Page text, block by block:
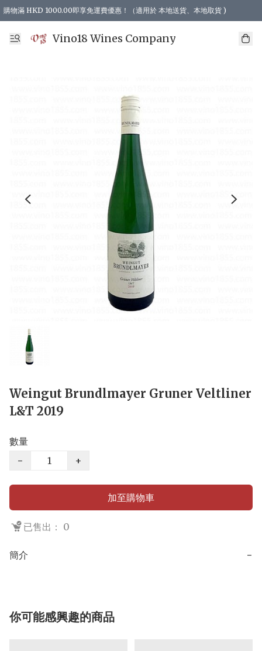
購物滿 HKD 1000.00即享免運費優惠！（適用於 本地送貨、本地取貨 )
Vino18 Wines Company
Weingut Brundlmayer Gruner Veltliner
L&T 2019
數量
−
+
加至購物車
已售出： 0
簡介 −
你可能感興趣的商品